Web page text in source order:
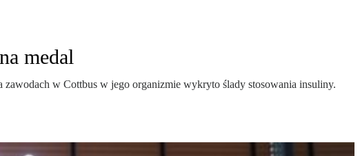
medal
w Cottbus w jego organizmie wykryto ślady stosowania insuliny.